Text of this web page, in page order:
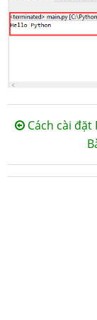
Cách cài